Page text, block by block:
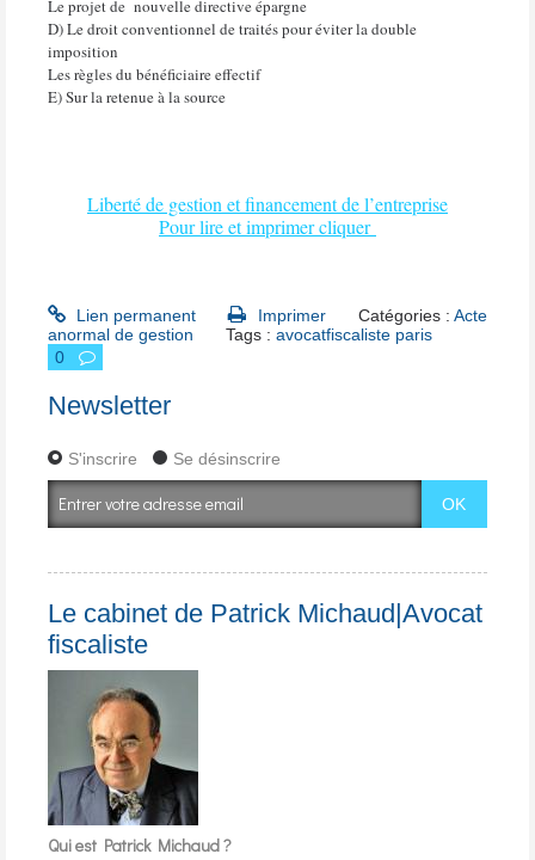
Le projet de nouvelle directive épargne
D) Le droit conventionnel de traités pour éviter la double
imposition
Les règles du bénéficiaire effectif
E) Sur la retenue à la source
Liberté de gestion et financement de l’entreprise
Pour lire et imprimer cliquer
Lien permanent Imprimer Catégories : Acte
anormal de gestion
Tags :avocatfiscaliste paris
0
Newsletter
S'inscrire Se désinscrire
Le cabinet de Patrick Michaud|Avocat
fiscaliste
Qui est Patrick Michaud ?